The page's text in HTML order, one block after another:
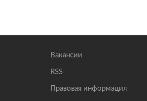
Вакансии
RSS
Правовая информация